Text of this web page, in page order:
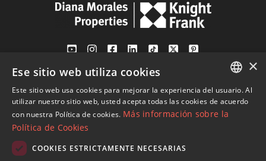
Av. Canovas del Castillo 4
1st Floor, Office 3
29601 Marbella
Ver en mapa
Tel:+34 952 765 138
ENGLISH
SPANISH
×
Ese sitio web utiliza cookies
Este sitio web usa cookies para mejorar la experiencia del usuario. Al
utilizar nuestro sitio web, usted acepta todas las cookies de acuerdo
con nuestra Política de cookies. Más información sobre la
Política de Cookies
COOKIES ESTRICTAMENTE NECESARIAS